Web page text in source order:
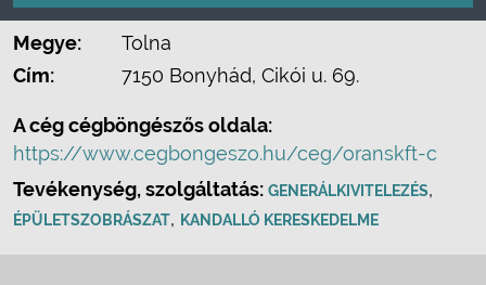
Megye:
Tolna
Cím:
7150 Bonyhád, Cikói u. 69.
A cég cégböngészős oldala:
https://www.cegbongeszo.hu/ceg/oranskft-c
Tevékenység, szolgáltatás: GENERÁLKIVITELEZÉS,
ÉPÜLETSZOBRÁSZAT, KANDALLÓ KERESKEDELME